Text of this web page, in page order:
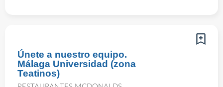
Únete a nuestro equipo.
Málaga Universidad (zona
Teatinos)